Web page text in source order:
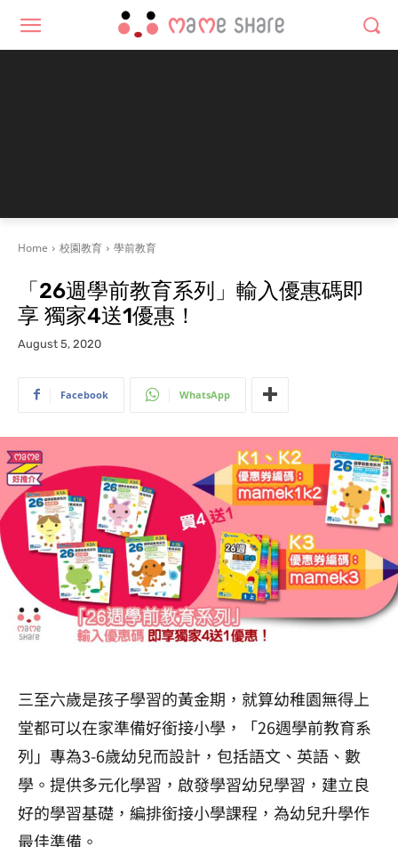
Home 校園教育 學前教育
「26週學前教育系列」輸入優惠碼即
享 獨家4送1優惠！
August 5, 2020
Facebook WhatsApp
三至六歲是孩子學習的黃金期，就算幼稚園無得上
堂都可以在家準備好銜接小學，「26週學前教育系
列」專為3-6歲幼兒而設計，包括語文、英語、數
學。提供多元化學習，啟發學習幼兒學習，建立良
好的學習基礎，編排銜接小學課程，為幼兒升學作
最佳準備。